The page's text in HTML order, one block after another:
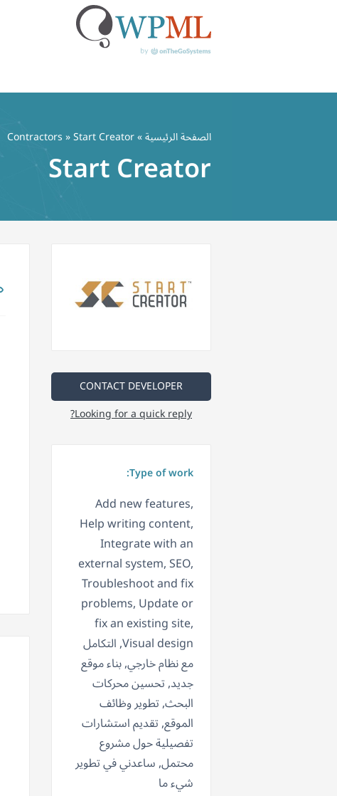
الصفحة الرئيسية»
Contractors» Start Creator
Start Creator
CONTACT DEVELOPER
Looking for a quick reply?
Type of work:
Add new features,
Help writing content,
Integrate with an
external system, SEO,
Troubleshoot and fix
problems, Update or
fix an existing site,
Visual design, التكامل
مع نظام خارجي, بناء موقع
جديد, تحسين محركات
البحث, تطوير وظائف
الموقع, تقديم استشارات
تفصيلية حول مشروع
محتمل, ساعدني في تطوير
شيء ما